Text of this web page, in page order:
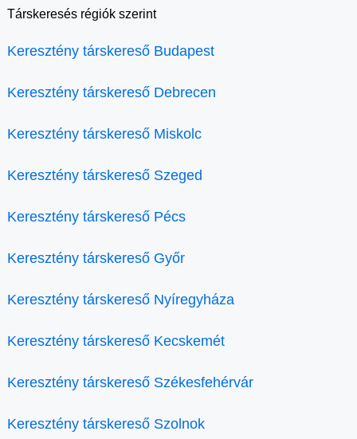
Társkeresés régiók szerint
Keresztény társkereső Budapest
Keresztény társkereső Debrecen
Keresztény társkereső Miskolc
Keresztény társkereső Szeged
Keresztény társkereső Pécs
Keresztény társkereső Győr
Keresztény társkereső Nyíregyháza
Keresztény társkereső Kecskemét
Keresztény társkereső Székesfehérvár
Keresztény társkereső Szolnok